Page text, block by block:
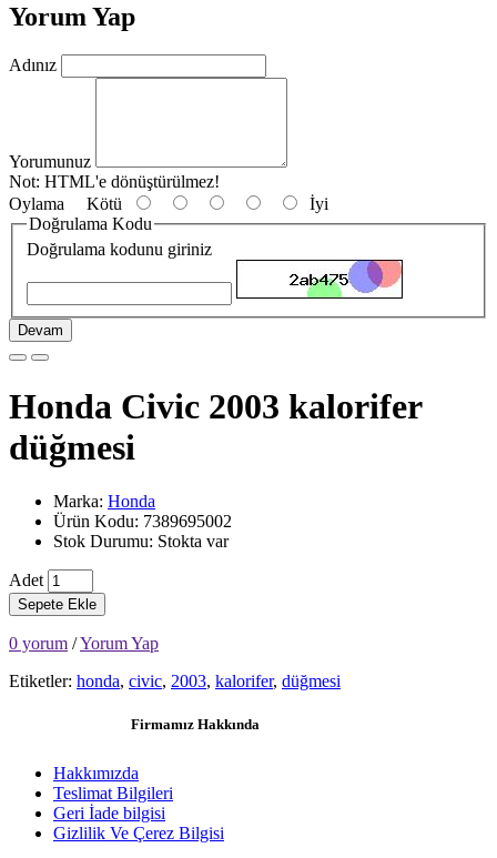
Yorum Yap
Adınız
Yorumunuz
Not: HTML'e dönüştürülmez!
Oylama Kötü
İyi
Doğrulama Kodu
Doğrulama kodunu giriniz
Devam
Honda Civic 2003 kalorifer
düğmesi
Marka: Honda
Ürün Kodu: 7389695002
Stok Durumu: Stokta var
Adet
Sepete Ekle
0 yorum /Yorum Yap
Etiketler: honda, civic, 2003, kalorifer, düğmesi
Firmamız Hakkında
Hakkımızda
Teslimat Bilgileri
Geri İade bilgisi
Gizlilik Ve Çerez Bilgisi